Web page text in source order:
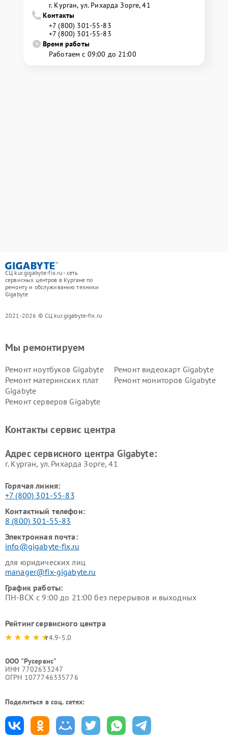
г. Курган, ул. Рихарда Зорге, 41
Контакты
+7 (800) 301-55-83
+7 (800) 301-55-83
Время работы
Работаем с 09:00 до 21:00
СЦ kur.gigabyte-fix.ru - сеть
сервисных центров в Кургане по
ремонту и обслуживанию техники
Gigabyte
2021-2026 © СЦ kur.gigabyte-fix.ru
Мы ремонтируем
Ремонт ноутбуков Gigabyte
Ремонт видеокарт Gigabyte
Ремонт материнских плат
Gigabyte
Ремонт мониторов Gigabyte
Ремонт серверов Gigabyte
Контакты сервис центра
Адрес сервисного центра Gigabyte:
г. Курган, ул. Рихарда Зорге, 41
Горячая линия:
+7 (800) 301-55-83
Контактный телефон:
8 (800) 301-55-83
Электронная почта:
info@gigabyte-fix.ru
для юридических лиц
manager@fix-gigabyte.ru
График работы:
ПН-ВСК с 9:00 до 21:00 без перерывов и выходных
Рейтинг сервисного центра
4.9-5.0
ООО "Русервис"
ИНН 7702633247
ОГРН 1077746335776
Поделиться в соц. сетях: